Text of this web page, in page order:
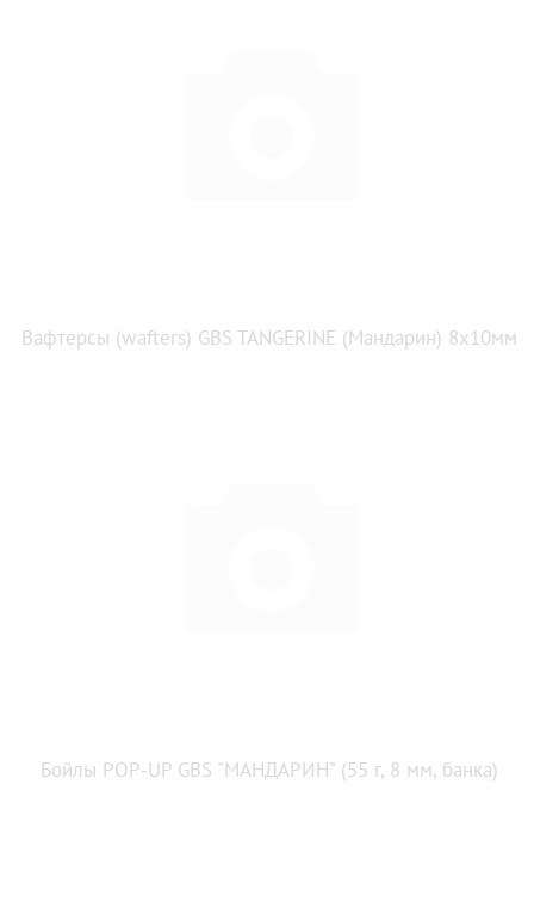
Вафтерсы (wafters) GBS TANGERINE (Мандарин) 8x10мм
Бойлы POP-UP GBS "МАНДАРИН" (55 г, 8 мм, банка)